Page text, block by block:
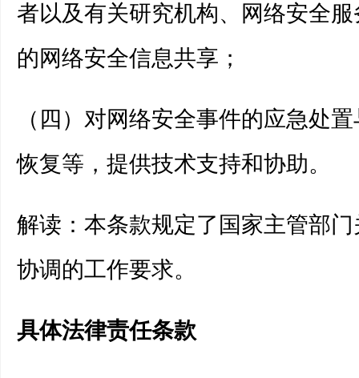
者以及有关研究机构、网络安全
的网络安全信息共享；
（四）对网络安全事件的应急处
恢复等，提供技术支持和协助。
解读：本条款规定了国家主管部
协调的工作要求。
具体法律责任条款